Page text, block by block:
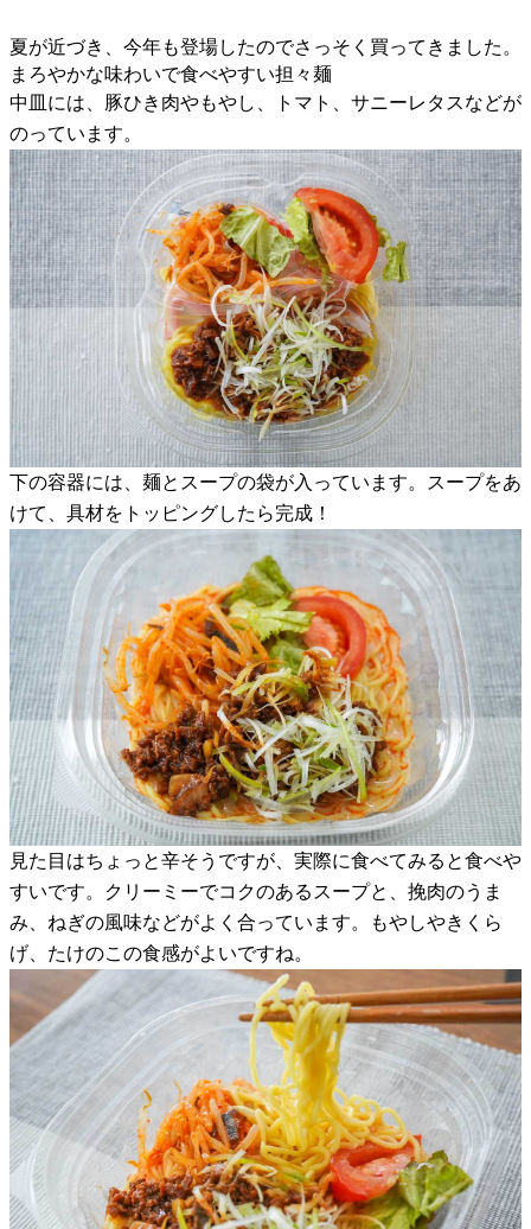
夏が近づき、今年も登場したのでさっそく買ってきました。
まろやかな味わいで食べやすい担々麺
中皿には、豚ひき肉やもやし、トマト、サニーレタスなどが
のっています。
下の容器には、麺とスープの袋が入っています。スープをあ
けて、具材をトッピングしたら完成！
見た目はちょっと辛そうですが、実際に食べてみると食べや
すいです。クリーミーでコクのあるスープと、挽肉のうま
み、ねぎの風味などがよく合っています。もやしやきくら
げ、たけのこの食感がよいですね。